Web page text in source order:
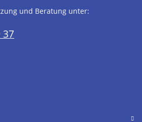
und Beratung unter:
37